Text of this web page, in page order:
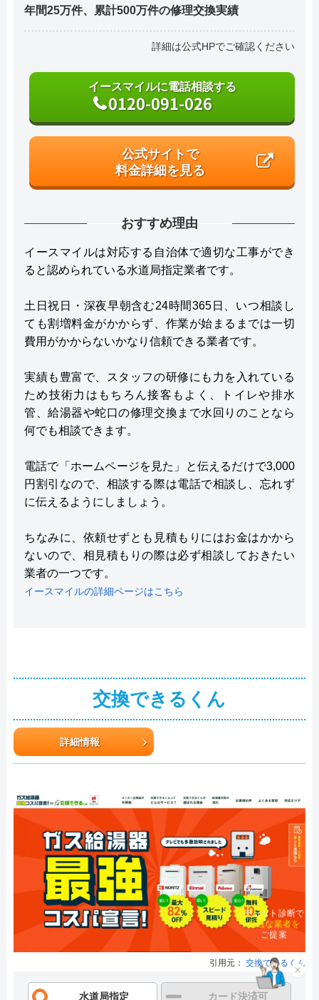
年間25万件、累計500万件の修理交換実績
詳細は公式HPでご確認ください
イースマイルに電話相談する
0120-091-026
公式サイトで
料金詳細を見る
おすすめ理由
イースマイルは対応する自治体で適切な工事ができ
ると認められている水道局指定業者です。
土日祝日・深夜早朝含む24時間365日、いつ相談し
ても割増料金がかからず、作業が始まるまでは一切
費用がかからないかなり信頼できる業者です。
実績も豊富で、スタッフの研修にも力を入れている
ため技術力はもちろん接客もよく、トイレや排水
管、給湯器や蛇口の修理交換まで水回りのことなら
何でも相談できます。
電話で「ホームページを見た」と伝えるだけで3,000
円割引なので、相談する際は電話で相談し、忘れず
に伝えるようにしましょう。
ちなみに、依頼せずとも見積もりにはお金はかから
ないので、相見積もりの際は必ず相談しておきたい
業者の一つです。
イースマイルの詳細ページはこちら
交換できるくん
詳細情報
引用元： 交換できるくん
水道局指定 カード決済可
×
チャット診断で
最適な業者を
ご提案